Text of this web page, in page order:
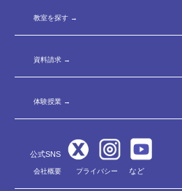
業界屈指の教師陣
実力テストです。
をのばすために、塾内テスト（到
を定期的に行い、学習の成果を
います。回によっては、志望校判
す。これらの取り組みで、生徒
引き出し、志望校合格への得点
教室を探す →
資料請求 →
体験授業 →
公式SNS
会社概要 プライバシー など